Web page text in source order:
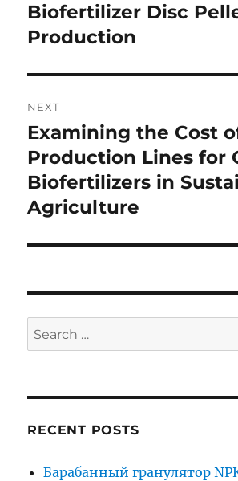
post:
Biofertilizer Disc
Production
NEXT
Next
post:
Examining the Cost
Production Lines for
Biofertilizers in
Agriculture
Search
for:
RECENT POSTS
Барабанный гранулятор